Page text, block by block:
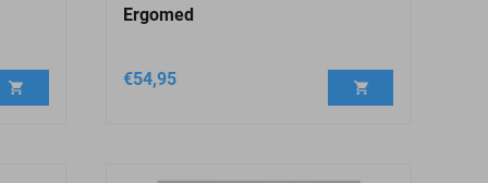
Ergomed
€54,95